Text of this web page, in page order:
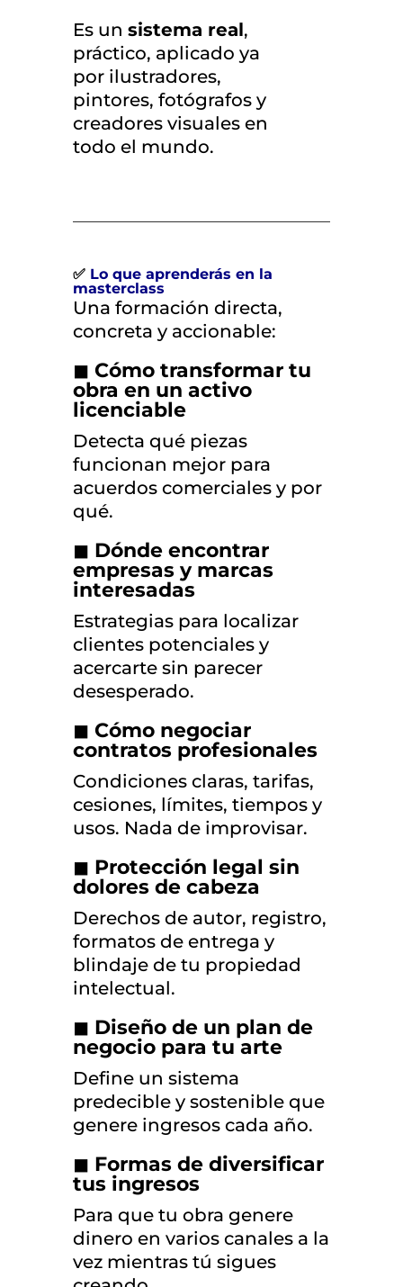
Es un sistema real,
práctico, aplicado ya
por ilustradores,
pintores, fotógrafos y
creadores visuales en
todo el mundo.
✅Lo que aprenderás en la
masterclass
Una formación directa,
concreta y accionable:
◼ Cómo transformar tu
obra en un activo
licenciable
Detecta qué piezas
funcionan mejor para
acuerdos comerciales y por
qué.
◼ Dónde encontrar
empresas y marcas
interesadas
Estrategias para localizar
clientes potenciales y
acercarte sin parecer
desesperado.
◼ Cómo negociar
contratos profesionales
Condiciones claras, tarifas,
cesiones, límites, tiempos y
usos. Nada de improvisar.
◼ Protección legal sin
dolores de cabeza
Derechos de autor, registro,
formatos de entrega y
blindaje de tu propiedad
intelectual.
◼ Diseño de un plan de
negocio para tu arte
Define un sistema
predecible y sostenible que
genere ingresos cada año.
◼ Formas de diversificar
tus ingresos
Para que tu obra genere
dinero en varios canales a la
vez mientras tú sigues